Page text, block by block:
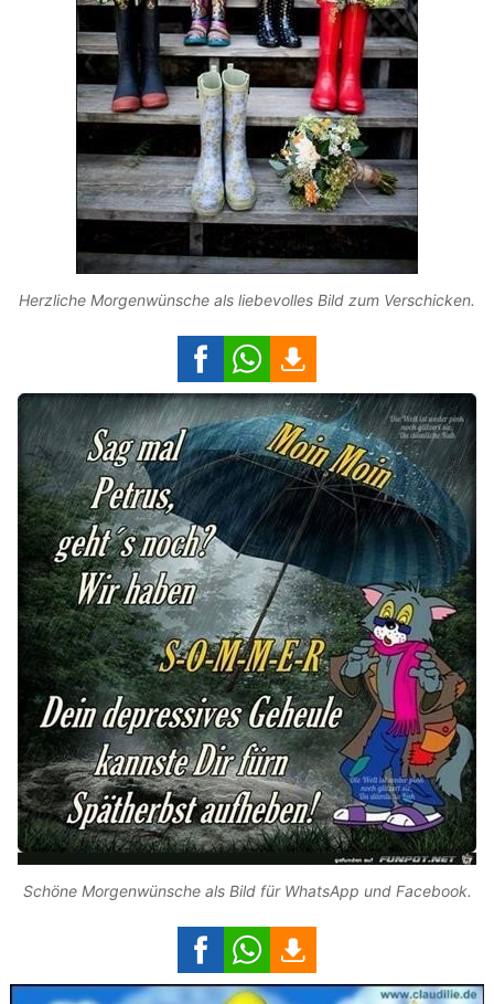
Herzliche Morgenwünsche als liebevolles Bild zum Verschicken.
Schöne Morgenwünsche als Bild für WhatsApp und Facebook.